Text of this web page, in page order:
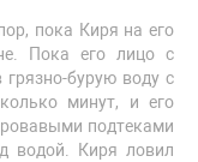
пока Киря на его
Пока его лицо с
бурую воду с
минут, и его
подтеками
водой. Киря ловил